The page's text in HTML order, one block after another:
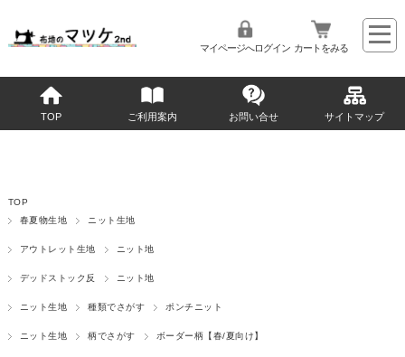
マイページへログイン カートをみる
TOP ご利用案内 お問い合せ サイトマップ
TOP
春夏物生地
ニット生地
アウトレット生地 ニット地
デッドストック反 ニット地
ニット生地 種類でさがす ポンチニット
ニット生地 柄でさがす ボーダー柄【春/夏向け】